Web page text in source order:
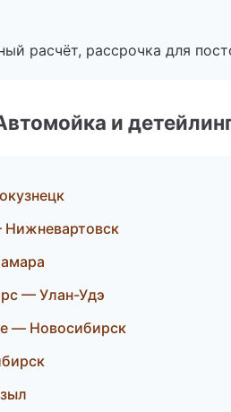
расчёт, рассрочка для
и
Нижневартовск
— Улан-Удэ
— Новосибирск